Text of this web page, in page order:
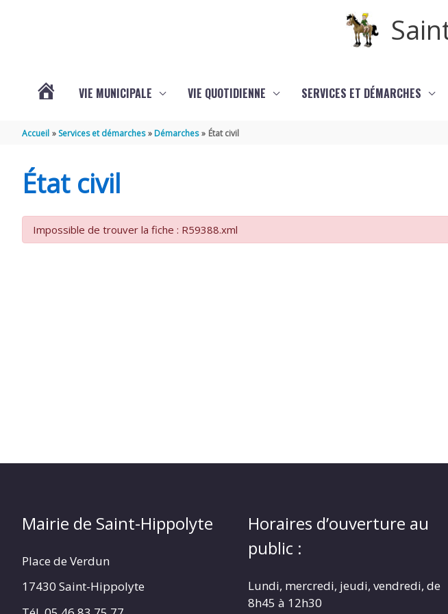
SAINT-
VIE MUNICIPALE VIE QUOTIDIENNE SERVICES ET DÉMARCHES
Accueil Services et démarches Démarches État civil
État civil
Impossible de trouver la fiche : R59388.xml
Mairie de Saint-Hippolyte
Place de Verdun
17430 Saint-Hippolyte
Horaires d’ouverture au
public :
Lundi, mercredi, jeudi, vendredi, de
8h45 à 12h30